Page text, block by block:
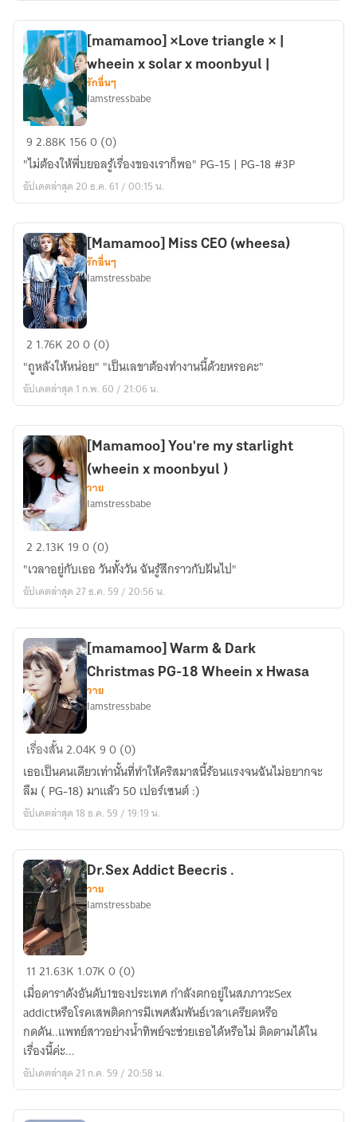
(
wheesa
)
NC
[mamamoo]
×Love
triangle
×
wheein
x
solar
x
moonbyul
|
[mamamoo] ×Love triangle × |
wheein x solar x moonbyul |
รักอื่นๆ
Iamstressbabe
92.88K 1560 (0)
"ไม่ต้องให้พี่บยอลรู้เรื่องของเราก็พอ" PG-15 | PG-18 #3P
อัปเดตล่าสุด 20 ธ.ค. 61 / 00:15 น.
[Mamamoo]
Miss
CEO
(wheesa)
[Mamamoo] Miss CEO (wheesa)
รักอื่นๆ
Iamstressbabe
2 1.76K200 (0)
"ถูหลังให้หน่อย" "เป็นเลขาต้องทำงานนี้ด้วยหรอคะ"
อัปเดตล่าสุด 1 ก.พ. 60 / 21:06 น.
[Mamamoo]
my
starlight
x
moonbyul
)
[Mamamoo] You're my starlight
(wheein x moonbyul )
วาย
Iamstressbabe
22.13K 190 (0)
"เวลาอยู่กับเธอ วันทั้งวัน ฉันรู้สึกราวกับฝันไป"
อัปเดตล่าสุด 27 ธ.ค. 59 / 20:56 น.
[mamamoo]
Warm
&
Dark
Christmas
18
Wheein
x
Hwasa
[mamamoo] Warm & Dark
Christmas PG-18 Wheein x Hwasa
วาย
Iamstressbabe
เรื่องสั้น2.04K90 (0)
เธอเป็นคนเดียวเท่านั้นที่ทำให้คริสมาสนี้ร้อนแรงจนฉันไม่อยากจะ
ลืม ( PG-18) มาแล้ว 50 เปอร์เซนต์ :)
อัปเดตล่าสุด 18 ธ.ค. 59 / 19:19 น.
Dr.Sex
Addict
Beecris
.
Dr.Sex Addict Beecris .
วาย
Iamstressbabe
1121.63K 1.07K0 (0)
เมื่อดาราดังอันดับ1ของประเทศ กำลังตกอยู่ในสภภาวะSex
addictหรือโรคเสพติดการมีเพศสัมพันธ์เวลาเครียดหรือ
กดดัน..แพทย์สาวอย่างน้ำทิพย์จะช่วยเธอได้หรือไม่ ติดตามได้ใน
เรื่องนี้ค่ะ...
อัปเดตล่าสุด 21 ก.ค. 59 / 20:58 น.